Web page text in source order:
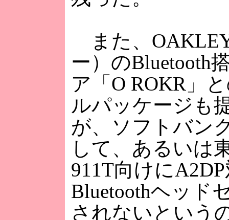
また、
ー）のBluetooth
ア「O ROKR」
ルパッケージも
が、ソフトバン
して、あるいは
911T向けに
Bluetoothヘッド
されないという